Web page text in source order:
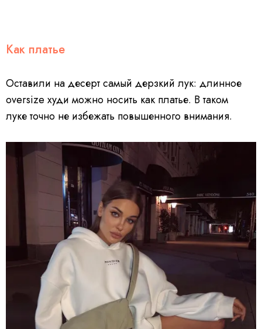
Как платье
Оставили на десерт самый дерзкий лук: длинное
oversize худи можно носить как платье. В таком
луке точно не избежать повышенного внимания.